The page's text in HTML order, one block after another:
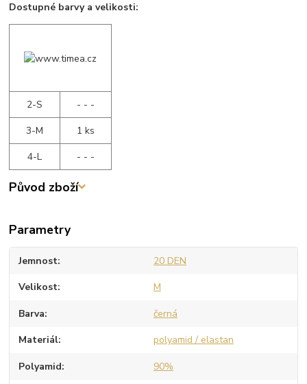
Dostupné barvy a velikosti:
2-S
- - -
3-M
1 ks
4-L
- - -
Původ zboží
Parametry
Jemnost 20 DEN
Velikost M
Barva černá
Materiál polyamid / elastan
Polyamid 90%